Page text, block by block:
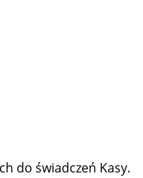
do świadczeń Kasy.